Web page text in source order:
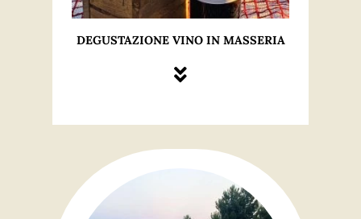
DEGUSTAZIONE VINO IN MASSERIA